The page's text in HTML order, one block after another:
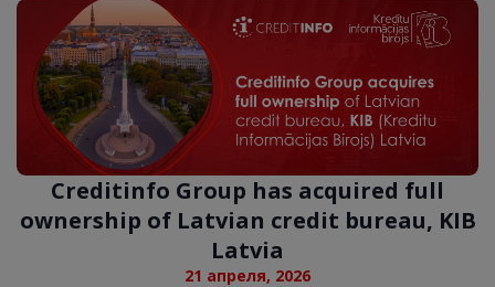
Creditinfo Group has acquired full
ownership of Latvian credit bureau, KIB
Latvia
21 апреля, 2026